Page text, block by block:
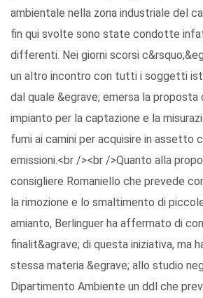
ambientale nella zona industriale del
fin qui svolte sono state condotte
differenti. Nei giorni scorsi
un altro incontro con tutti i soggetti
dal quale &egrave; emersa la proposta
impianto per la captazione e la
fumi ai camini per acquisire in assetto
emissioni.<br /><br />Quanto alla
consigliere Romaniello che prevede
la rimozione e lo smaltimento di
amianto, Berlinguer ha affermato di
finalit&agrave; di questa iniziativa, ma
stessa materia &egrave; allo studio
Dipartimento Ambiente un ddl che